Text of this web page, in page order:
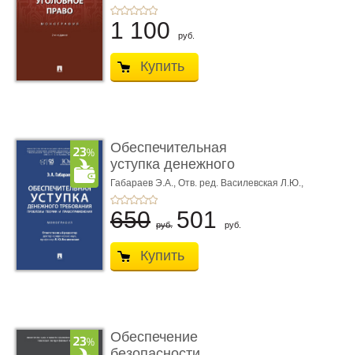
1 100 руб.
Купить
Обеспечительная
уступка денежного
требования ...
Габараев Э.А., Отв. ред. Василевская Л.Ю.,
вступ. сл. Каретина М.Г.
650 руб. 501 руб.
Купить
Обеспечение